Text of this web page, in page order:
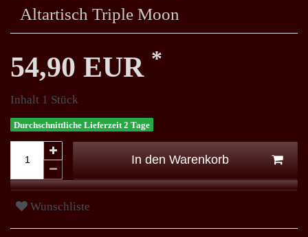
Altartisch Triple Moon
54,90 EUR *
Inhalt 1 Stück
Durchschnittliche Lieferzeit 2 Tage
In den Warenkorb
Wunschliste